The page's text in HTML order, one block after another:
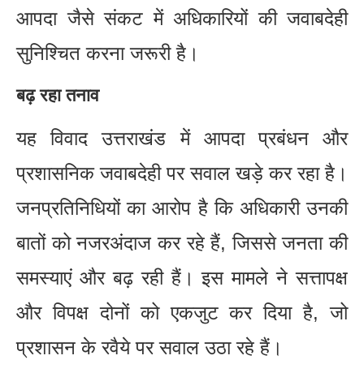
आपदा जैसे संकट में अधिकारियों की जवाबदेही
सुनिश्चित करना जरूरी है।
बढ़ रहा तनाव
यह विवाद उत्तराखंड में आपदा प्रबंधन और
प्रशासनिक जवाबदेही पर सवाल खड़े कर रहा है।
जनप्रतिनिधियों का आरोप है कि अधिकारी उनकी
बातों को नजरअंदाज कर रहे हैं, जिससे जनता की
समस्याएं और बढ़ रही हैं। इस मामले ने सत्तापक्ष
और विपक्ष दोनों को एकजुट कर दिया है, जो
प्रशासन के रवैये पर सवाल उठा रहे हैं।